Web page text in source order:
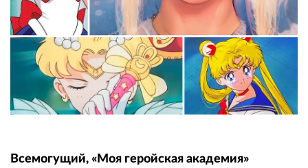
Всемогущий, «Моя геройская академия»